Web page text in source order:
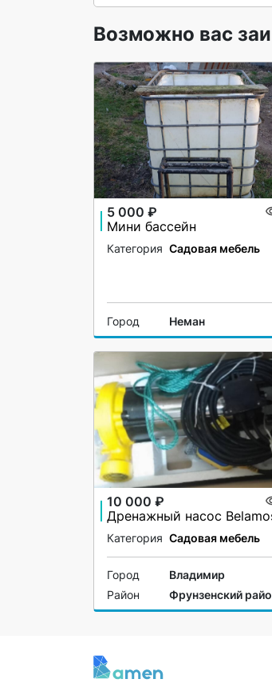
Возможно вас
5 000 ₽
Мини бассейн
Категория Садовая мебель
Город Неман
10 000 ₽
Категория Садовая мебель
Город
Владимир
Район
Фрунзенский